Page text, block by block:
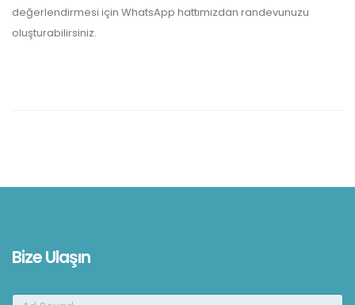
değerlendirmesi için WhatsApp hattımızdan randevunuzu
oluşturabilirsiniz.
Bize Ulaşın